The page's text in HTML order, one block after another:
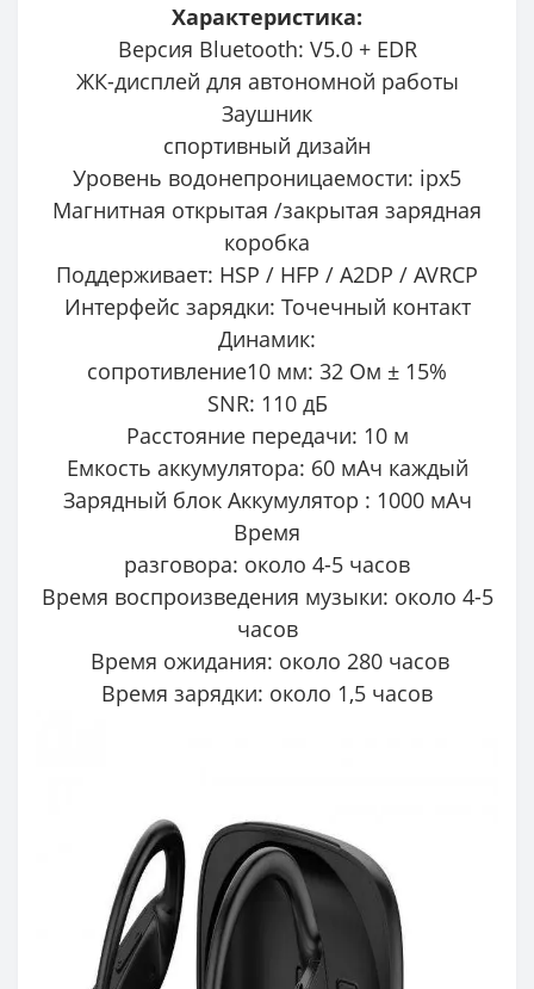
Характеристика:
Версия Bluetooth: V5.0 + EDR
ЖК-дисплей для автономной работы
Заушник
спортивный дизайн
Уровень водонепроницаемости: ipx5
Магнитная открытая /закрытая зарядная
коробка
Поддерживает: HSP / HFP / A2DP / AVRCP
Интерфейс зарядки: Точечный контакт
Динамик:
сопротивление10 мм: 32 Ом ± 15%
SNR: 110 дБ
Расстояние передачи: 10 м
Емкость аккумулятора: 60 ​​мАч каждый
Зарядный блок Аккумулятор : 1000 мАч
Время
разговора: около 4-5 часов
Время воспроизведения музыки: около 4-5
часов
Время ожидания: около 280 часов
Время зарядки: около 1,5 часов